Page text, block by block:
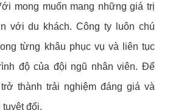
mong muốn mang những giá trị
với du khách. Công ty luôn chú
từng khâu phục vụ và liên tục
độ của đội ngũ nhân viên. Để
thành trải nghiệm đáng giá và
đối.